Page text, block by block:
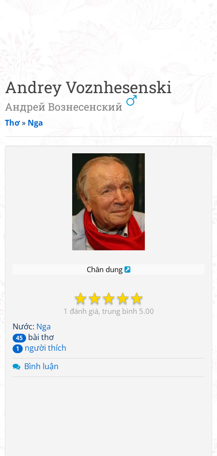
Andrey Voznhesenski
Андрей Вознесенский
Thơ» Nga
Chân dung
☆
☆
☆
☆
☆
1 5.00
Nước: Nga
45 bài thơ
1
người thích
Bình luận